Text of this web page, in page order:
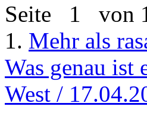
Seite 1 von
1. Mehr als
Was genau
West /